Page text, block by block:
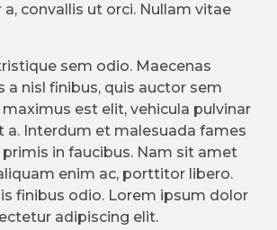
convallis ut orci. Nullam vitae
sem odio. Maecenas
a nisl finibus, quis auctor sem
est elit, vehicula pulvinar
a. Interdum et malesuada fames
in faucibus. Nam sit amet
enim ac, porttitor libero.
finibus odio. Lorem ipsum dolor
adipiscing elit.